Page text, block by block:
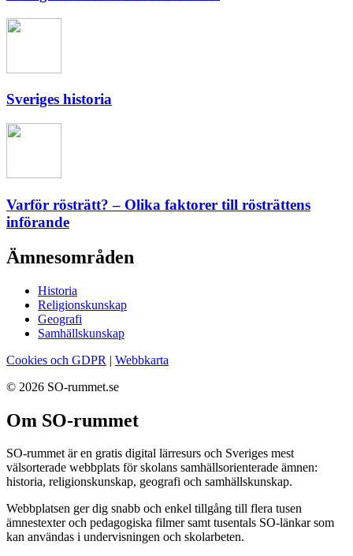
Sveriges historia
Varför rösträtt? – Olika faktorer till rösträttens
införande
Ämnesområden
Historia
Religionskunskap
Geografi
Samhällskunskap
Cookies och GDPR | Webbkarta
© 2026 SO-rummet.se
Om SO-rummet
SO-rummet är en gratis digital lärresurs och Sveriges mest
välsorterade webbplats för skolans samhällsorienterade ämnen:
historia, religionskunskap, geografi och samhällskunskap.
Webbplatsen ger dig snabb och enkel tillgång till flera tusen
ämnestexter och pedagogiska filmer samt tusentals SO-länkar som
kan användas i undervisningen och skolarbeten.